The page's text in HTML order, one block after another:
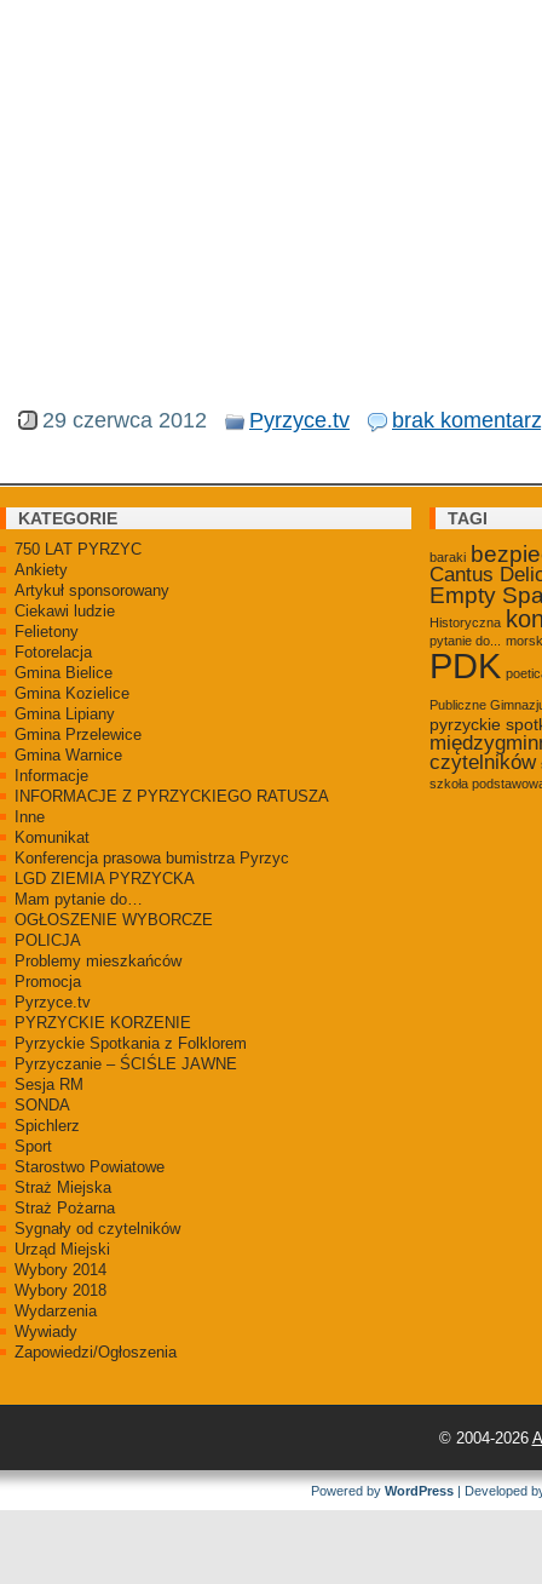
29 czerwca 2012 Pyrzyce.tv brak
KATEGORIE
750 LAT PYRZYC
Ankiety
Artykuł sponsorowany
Ciekawi ludzie
Felietony
Fotorelacja
Gmina Bielice
Gmina Kozielice
Gmina Lipiany
Gmina Przelewice
Gmina Warnice
Informacje
INFORMACJE Z PYRZYCKIEGO RATUSZA
Inne
Komunikat
Konferencja prasowa bumistrza Pyrzyc
LGD ZIEMIA PYRZYCKA
Mam pytanie do…
OGŁOSZENIE WYBORCZE
POLICJA
Problemy mieszkańców
Promocja
Pyrzyce.tv
PYRZYCKIE KORZENIE
Pyrzyckie Spotkania z Folklorem
Pyrzyczanie – ŚCIŚLE JAWNE
Sesja RM
SONDA
Spichlerz
Sport
Starostwo Powiatowe
Straż Miejska
Straż Pożarna
Sygnały od czytelników
Urząd Miejski
Wybory 2014
Wybory 2018
Wydarzenia
Wywiady
Zapowiedzi/Ogłoszenia
TAGI
baraki
Cantus
Empty
Historyczna
pytanie do...
PDK
Publiczne
pyrzyckie
czytelników
szkoła
© 2004-2026
Powered by WordPress | Developed